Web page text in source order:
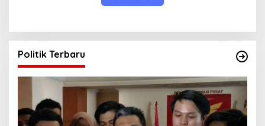
Politik Terbaru